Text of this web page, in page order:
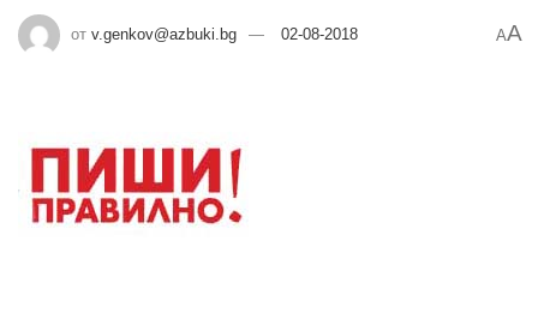
от v.genkov@azbuki.bg 02-08-2018 AA